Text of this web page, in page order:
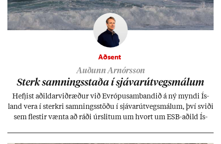
Aðsent
Auðunn Arnórsson
Sterk samn­ings­staða í sjáv­ar­út­vegs­mál­um
Hefj­ist að­ild­ar­við­ræð­ur við Evr­ópu­sam­band­ið á ný myndi Ís­
land vera í sterkri samn­ings­stöðu í sjáv­ar­út­vegs­mál­um, því sviði
sem flest­ir vænta að ráði úr­slit­um um hvort um ESB-að­ild Ís­